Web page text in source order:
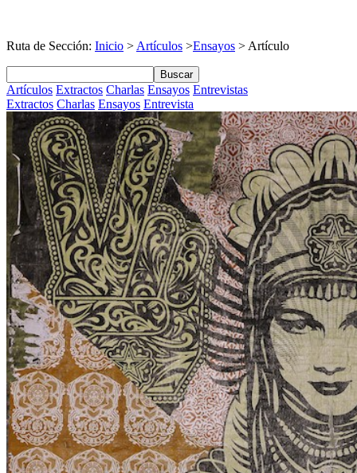
Ruta de Sección: Inicio > Artículos >Ensayos > Artículo
Buscar
Artículos Extractos Charlas Ensayos Entrevistas
Extractos Charlas Ensayos Entrevista